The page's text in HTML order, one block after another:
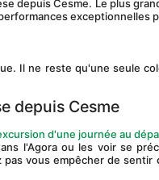
exceptionnelles
depuis Cesme
d'une journée au
l'Agora ou les voir se
vous empêcher de sentir